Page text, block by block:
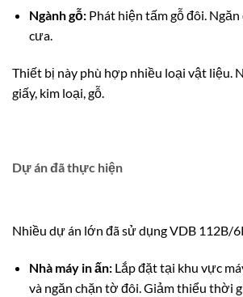
Ngành gỗ:Phát hiện tấm gỗ đôi. Ngăn
cưa.
Thiết bị này phù hợp nhiều loại vật liệu.
giấy, kim loại, gỗ.
Dự án đã thực hiện
Nhiều dự án lớn đã sử dụng VDB 112B/
Nhà máy in ấn:Lắp đặt tại khu vực
và ngăn chặn tờ đôi.Giảm thiểu thời